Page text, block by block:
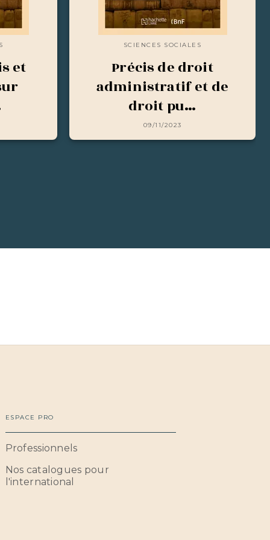
et
SCIENCES SOCIALES
Précis de droit
administratif et de
droit pu…
09/11/2023
ESPACE PRO
Professionnels
Nos catalogues pour
l'international